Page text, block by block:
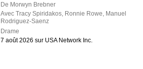
De Morwyn Brebner
AvecTracy Spiridakos, Ronnie Rowe, Manuel
Rodriguez-Saenz
Drame
7 août 2026 sur USA Network Inc.